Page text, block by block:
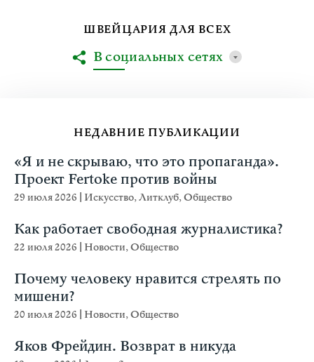
НЕДАВНИЕ ПУБЛИКАЦИИ
«Я и не скрываю, что это пропаганда».
Проект Fertoke против войны
29 июля 2026 Искусство,Литклуб,Общество
Как работает свободная журналистика?
22 июля 2026 Новости,Общество
Почему человеку нравится стрелять по
мишени?
20 июля 2026 Новости,Общество
Яков Фрейдин. Возврат в никуда
ШВЕЙЦАРИЯ ДЛЯ ВСЕХ
В социальных сетях